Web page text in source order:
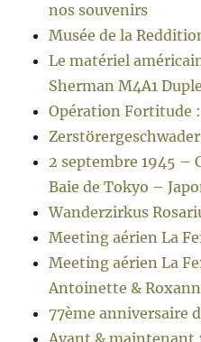
nos souvenirs
Musée de la
Le matériel
Sherman M4A1
Opération Fortitude
2 septembre 1945 –
Baie de Tokyo –
Wanderzirkus
Meeting aérien La
Meeting aérien La
Antoinette &
77ème anniversaire